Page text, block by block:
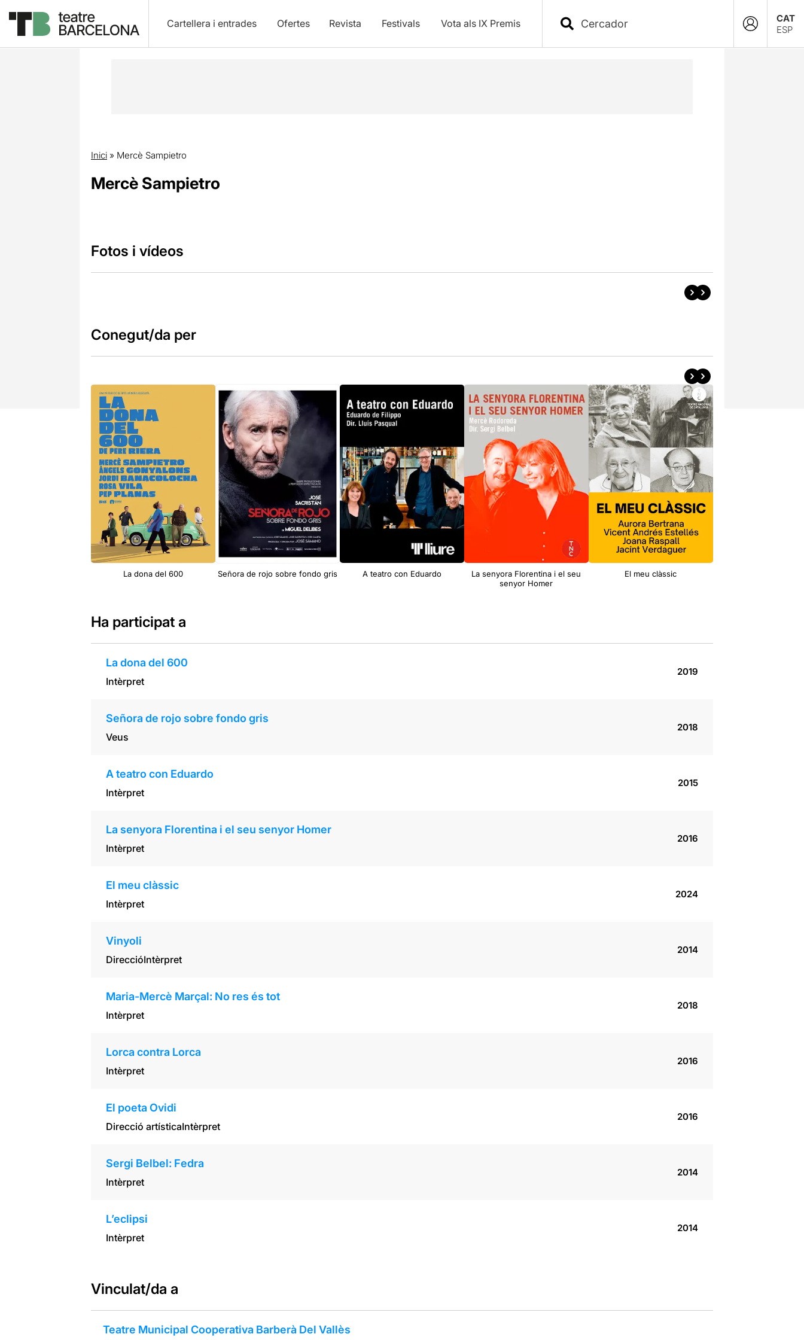
Cartellera i entrades Ofertes Revista Festivals Vota als IX Premis
CAT
ESP
Inici» Mercè Sampietro
Mercè Sampietro
Fotos i vídeos
Conegut/da per
La dona del 600 Señora de rojo sobre fondo gris A teatro con Eduardo
La senyora Florentina i el seu
senyor Homer
El meu clàssic
Ha participat a
La dona del 600
Intèrpret
2019
Señora de rojo sobre fondo gris
Veus
2018
A teatro con Eduardo
Intèrpret
2015
La senyora Florentina i el seu senyor Homer
Intèrpret
2016
El meu clàssic
Intèrpret
2024
Vinyoli
DireccióIntèrpret
2014
Maria-Mercè Marçal: No res és tot
Intèrpret
2018
Lorca contra Lorca
Intèrpret
2016
El poeta Ovidi
Direcció artísticaIntèrpret
2016
Sergi Belbel: Fedra
Intèrpret
2014
L’eclipsi
Intèrpret
2014
Vinculat/da a
Teatre Municipal Cooperativa Barberà Del Vallès